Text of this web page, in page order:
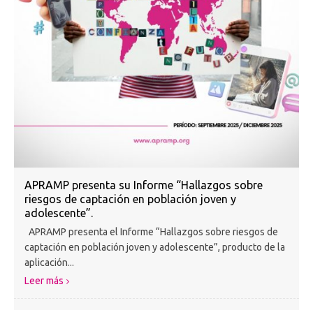
APRAMP presenta su Informe “Hallazgos sobre
riesgos de captación en población joven y
adolescente”.
APRAMP presenta el Informe “Hallazgos sobre riesgos de
captación en población joven y adolescente”, producto de la
aplicación...
Leer más